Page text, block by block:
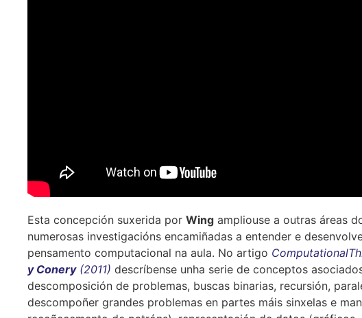
Esta concepción suxerida por Wing ampliouse a outras áreas
numerosas investigacións encamiñadas a entender e
pensamento computacional na aula. No artigo
y Conery(2011) descríbense unha serie de conceptos
descomposición de problemas, buscas binarias, recursión,
descompoñer grandes problemas en partes máis sinxelas e